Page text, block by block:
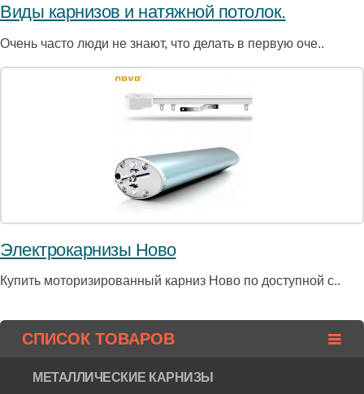
Виды карнизов и натяжной потолок.
Очень часто люди не знают, что делать в первую оче..
Электрокарнизы Ново
Купить моторизированный карниз Ново по доступной с..
СПИСОК ТОВАРОВ
МЕТАЛЛИЧЕСКИЕ КАРНИЗЫ